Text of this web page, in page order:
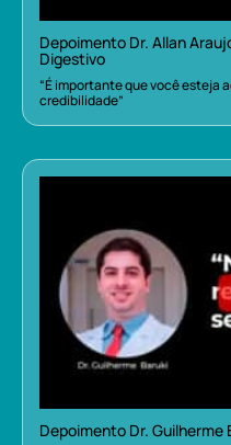
Depoimento Dr. Allan
Digestivo
“É importante que você esteja
credibilidade”
Depoimento Dr.